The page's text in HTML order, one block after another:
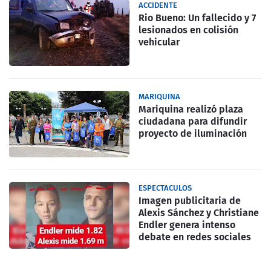
ACCIDENTE
Rio Bueno: Un fallecido y 7
lesionados en colisión
vehicular
MARIQUINA
Mariquina realizó plaza
ciudadana para difundir
proyecto de iluminación
ESPECTACULOS
Imagen publicitaria de
Alexis Sánchez y Christiane
Endler genera intenso
debate en redes sociales